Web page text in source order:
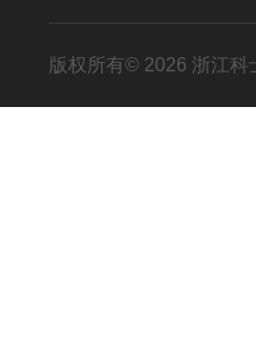
版权所有© 2026 浙江